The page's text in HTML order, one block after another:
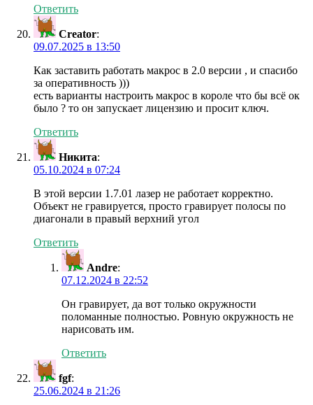
Ответить
Creator:
09.07.2025 в 13:50
Как заставить работать макрос в 2.0 версии , и спасибо
за оперативность )))
есть варианты настроить макрос в короле что бы всё ок
было ? то он запускает лицензию и просит ключ.
Ответить
Никита:
05.10.2024 в 07:24
В этой версии 1.7.01 лазер не работает корректно.
Объект не гравируется, просто гравирует полосы по
диагонали в правый верхний угол
Ответить
Andre:
07.12.2024 в 22:52
Он гравирует, да вот только окружности
поломанные полностью. Ровную окружность не
нарисовать им.
Ответить
fgf:
25.06.2024 в 21:26